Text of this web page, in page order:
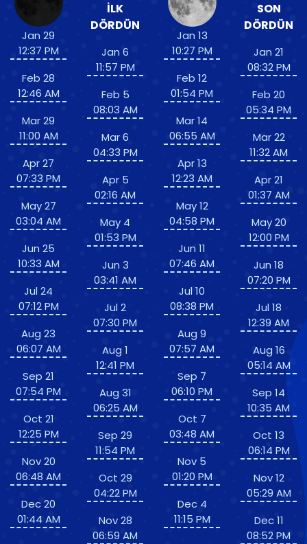
Jan 29
12:37 PM
Feb 28
12:46 AM
Mar 29
11:00 AM
Apr 27
07:33 PM
May 27
03:04 AM
Jun 25
10:33 AM
Jul 24
07:12 PM
Aug 23
06:07 AM
Sep 21
07:54 PM
Oct 21
12:25 PM
Nov 20
06:48 AM
Dec 20
01:44 AM
İLK
DÖRDÜN
Jan 6
11:57 PM
Feb 5
08:03 AM
Mar 6
04:33 PM
Apr 5
02:16 AM
May 4
01:53 PM
Jun 3
03:41 AM
Jul 2
07:30 PM
Aug 1
12:41 PM
Aug 31
06:25 AM
Sep 29
11:54 PM
Oct 29
04:22 PM
Nov 28
06:59 AM
Jan 13
10:27 PM
Feb 12
01:54 PM
Mar 14
06:55 AM
Apr 13
12:23 AM
May 12
04:58 PM
Jun 11
07:46 AM
Jul 10
08:38 PM
Aug 9
07:57 AM
Sep 7
06:10 PM
Oct 7
03:48 AM
Nov 5
01:20 PM
Dec 4
11:15 PM
SON
DÖRDÜN
Jan 21
08:32 PM
Feb 20
05:34 PM
Mar 22
11:32 AM
Apr 21
01:37 AM
May 20
12:00 PM
Jun 18
07:20 PM
Jul 18
12:39 AM
Aug 16
05:14 AM
Sep 14
10:35 AM
Oct 13
06:14 PM
Nov 12
05:29 AM
Dec 11
08:52 PM